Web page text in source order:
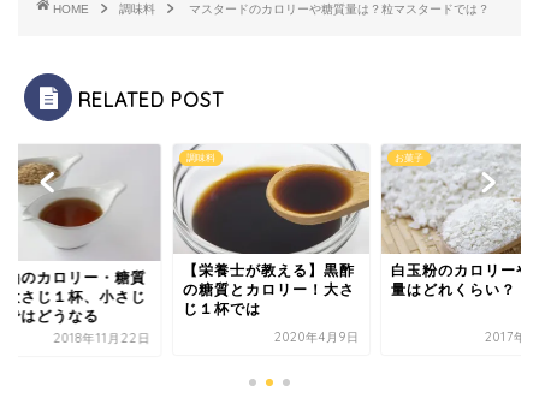
HOME 調味料 マスタードのカロリーや糖質量は？粒マスタードでは？
RELATED POST
養士が教える】黒酢
質とカロリー！大さ
杯では
2020年4月9日
お菓子
白玉粉のカロリーや糖質
量はどれくらい？
2017年8月3日
調味料
ごま油のカロリー
は？大さじ１杯、
2018年